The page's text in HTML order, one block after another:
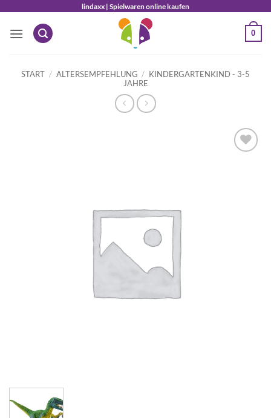
springen
lindaxx | Spielwaren online kaufen
0
START / ALTERSEMPFEHLUNG / KINDERGARTENKIND - 3-5
JAHRE